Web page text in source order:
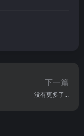
下一篇
没有更多了...